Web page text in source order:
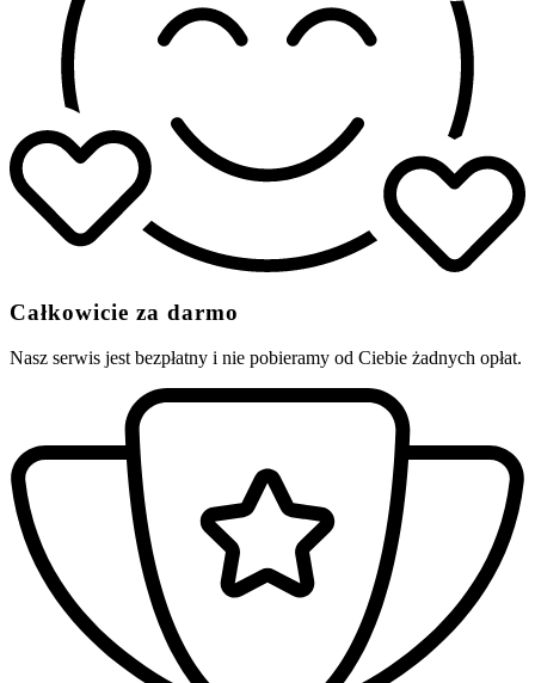
Całkowicie za darmo
Nasz serwis jest bezpłatny i nie pobieramy od Ciebie żadnych opłat.